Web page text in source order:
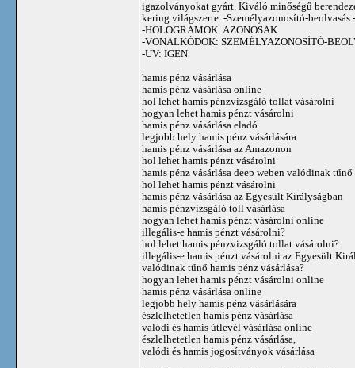
igazolványokat gyárt. Kiváló minőségű
kering világszerte. -Személyazonosító-beolvasás
-HOLOGRAMOK: AZONOSAK
-VONALKÓDOK: SZEMÉLYAZONOSÍTÓ-
-UV: IGEN
hamis pénz vásárlása
hamis pénz vásárlása online
hol lehet hamis pénzvizsgáló tollat ​​vásárolni
hogyan lehet hamis pénzt vásárolni
hamis pénz vásárlása eladó
legjobb hely hamis pénz vásárlására
hamis pénz vásárlása az Amazonon
hol lehet hamis pénzt vásárolni
hamis pénz vásárlása deep weben valódinak tűnő
hol lehet hamis pénzt vásárolni
hamis pénz vásárlása az Egyesült Királyságban
hamis pénzvizsgáló toll vásárlása
hogyan lehet hamis pénzt vásárolni online
illegális-e hamis pénzt vásárolni?
hol lehet hamis pénzvizsgáló tollat ​​vásárolni?
illegális-e hamis pénzt vásárolni az Egyesült
valódinak tűnő hamis pénz vásárlása?
hogyan lehet hamis pénzt vásárolni online
hamis pénz vásárlása online
legjobb hely hamis pénz vásárlására
észlelhetetlen hamis pénz vásárlása
valódi és hamis útlevél vásárlása online
észlelhetetlen hamis pénz vásárlása,
valódi és hamis jogosítványok vásárlása